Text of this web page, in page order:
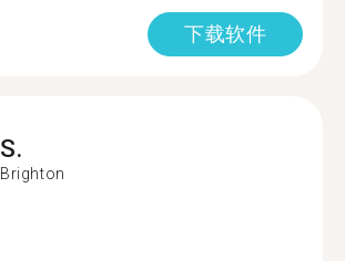
下载软件
S.
Brighton